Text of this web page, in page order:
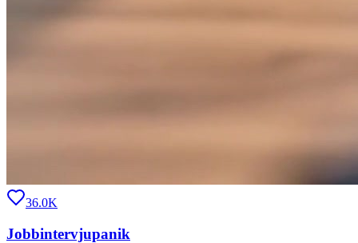
36.0K
Jobbintervjupanik